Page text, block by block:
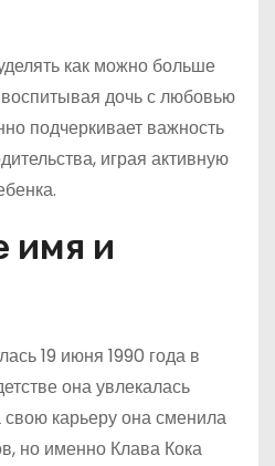
как можно больше
дочь с любовью
подчеркивает важность
играя активную
имя и
19 июня 1990 года в
она увлекалась
карьеру она сменила
но именно Клава Кока